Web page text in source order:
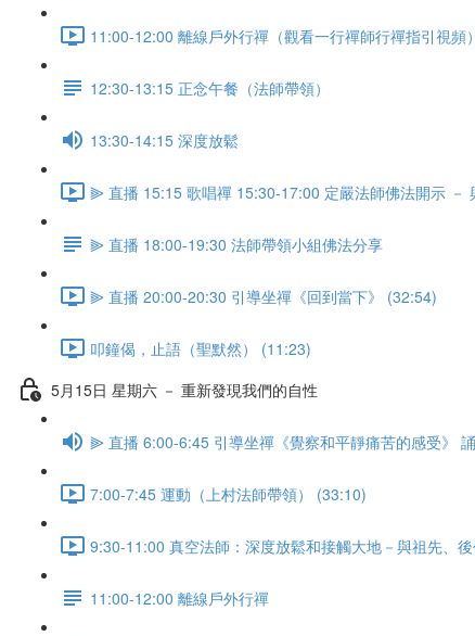
11:00-12:00 離線戶外行禪（觀看一行禪師行禪指引視頻
12:30-13:15 正念午餐（法師帶領）
13:30-14:15 深度放鬆
⫸ 直播 15:15 歌唱禪 15:30-17:00 定嚴法師佛法開示 －
⫸ 直播 18:00-19:30 法師帶領小組佛法分享
⫸ 直播 20:00-20:30 引導坐禪《回到當下》 (32:54)
叩鐘偈，止語（聖默然） (11:23)
5月15日 星期六 － 重新發現我們的自性
⫸ 直播 6:00-6:45 引導坐禪《覺察和平靜痛苦的感受》 誦
7:00-7:45 運動（上村法師帶領） (33:10)
9:30-11:00 真空法師：深度放鬆和接觸大地－與祖先、
11:00-12:00 離線戶外行禪